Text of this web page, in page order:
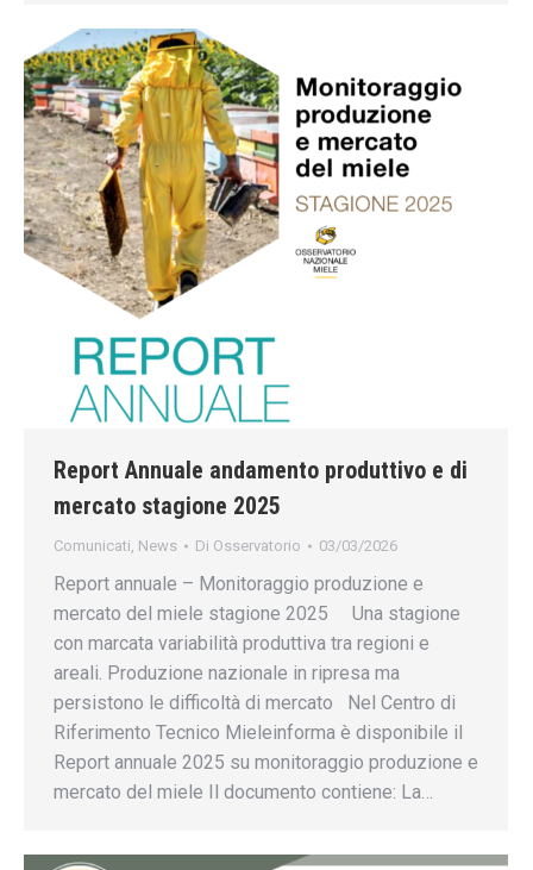
Report Annuale andamento produttivo e di
mercato stagione 2025
Comunicati, News Di Osservatorio 03/03/2026
Report annuale – Monitoraggio produzione e
mercato del miele stagione 2025 Una stagione
con marcata variabilità produttiva tra regioni e
areali. Produzione nazionale in ripresa ma
persistono le difficoltà di mercato Nel Centro di
Riferimento Tecnico Mieleinforma è disponibile il
Report annuale 2025 su monitoraggio produzione e
mercato del miele Il documento contiene: La…